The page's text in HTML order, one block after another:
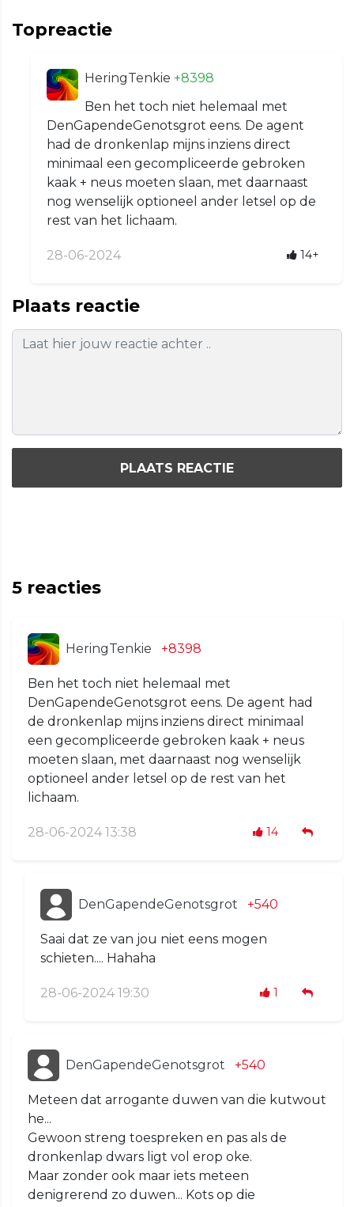
Topreactie
HeringTenkie +8398
Ben het toch niet helemaal met
DenGapendeGenotsgrot eens. De agent
had de dronkenlap mijns inziens direct
minimaal een gecompliceerde gebroken
kaak + neus moeten slaan, met daarnaast
nog wenselijk optioneel ander letsel op de
rest van het lichaam.
28-06-2024 14+
Plaats reactie
PLAATS REACTIE
5 reacties
HeringTenkie +8398
Ben het toch niet helemaal met
DenGapendeGenotsgrot eens. De agent had
de dronkenlap mijns inziens direct minimaal
een gecompliceerde gebroken kaak + neus
moeten slaan, met daarnaast nog wenselijk
optioneel ander letsel op de rest van het
lichaam.
28-06-2024 13:38 14
DenGapendeGenotsgrot +540
Saai dat ze van jou niet eens mogen
schieten.... Hahaha
28-06-2024 19:30 1
DenGapendeGenotsgrot +540
Meteen dat arrogante duwen van die kutwout
he...
Gewoon streng toespreken en pas als de
dronkenlap dwars ligt vol erop oke.
Maar zonder ook maar iets meteen
denigrerend zo duwen... Kots op die